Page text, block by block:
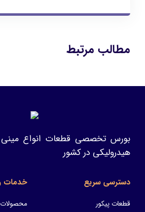
مطالب مرتبط
بورس تخصصی قطعات انواع مینی
هیدرولیکی در کشور
دسترسی سریع
قطعات پیکور
خدمات
محصولات